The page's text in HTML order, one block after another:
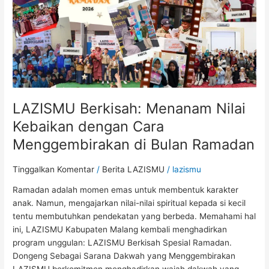
LAZISMU Berkisah: Menanam Nilai
Kebaikan dengan Cara
Menggembirakan di Bulan Ramadan
Tinggalkan Komentar / Berita LAZISMU / lazismu
Ramadan adalah momen emas untuk membentuk karakter
anak. Namun, mengajarkan nilai-nilai spiritual kepada si kecil
tentu membutuhkan pendekatan yang berbeda. Memahami hal
ini, LAZISMU Kabupaten Malang kembali menghadirkan
program unggulan: LAZISMU Berkisah Spesial Ramadan.
Dongeng Sebagai Sarana Dakwah yang Menggembirakan
Menggembirakan
di
Bulan
Ramadan